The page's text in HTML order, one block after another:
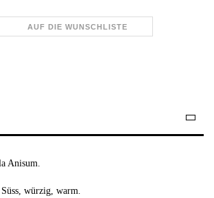
AUF DIE WUNSCHLISTE
Anisum
Süss, würzig, warm